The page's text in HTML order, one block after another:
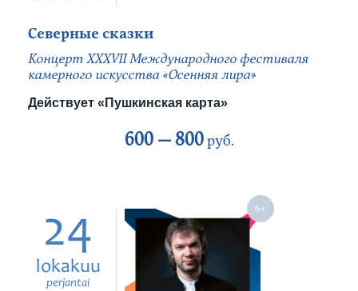
Северные сказки
Концерт ХХХVII Международного фестиваля
камерного искусства «Осенняя лира»
Действует «Пушкинская карта»
600 — 800руб.
24
lokakuu
perjantai